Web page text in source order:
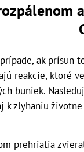
ak prísun
reakcie, ktoré
buniek.
k zlyhaniu
prehriatia